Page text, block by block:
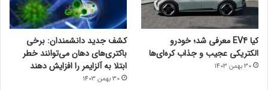
کیا EV4 معرفی شد؛ خودرو
الکتریکی عجیب و جذاب کره‌ای‌ها
30 بهمن 1403
کشف جدید دانشمندان: برخی
باکتری‌های دهان می‌توانند خطر
ابتلا به آلزایمر را افزایش دهند
30 بهمن 1403